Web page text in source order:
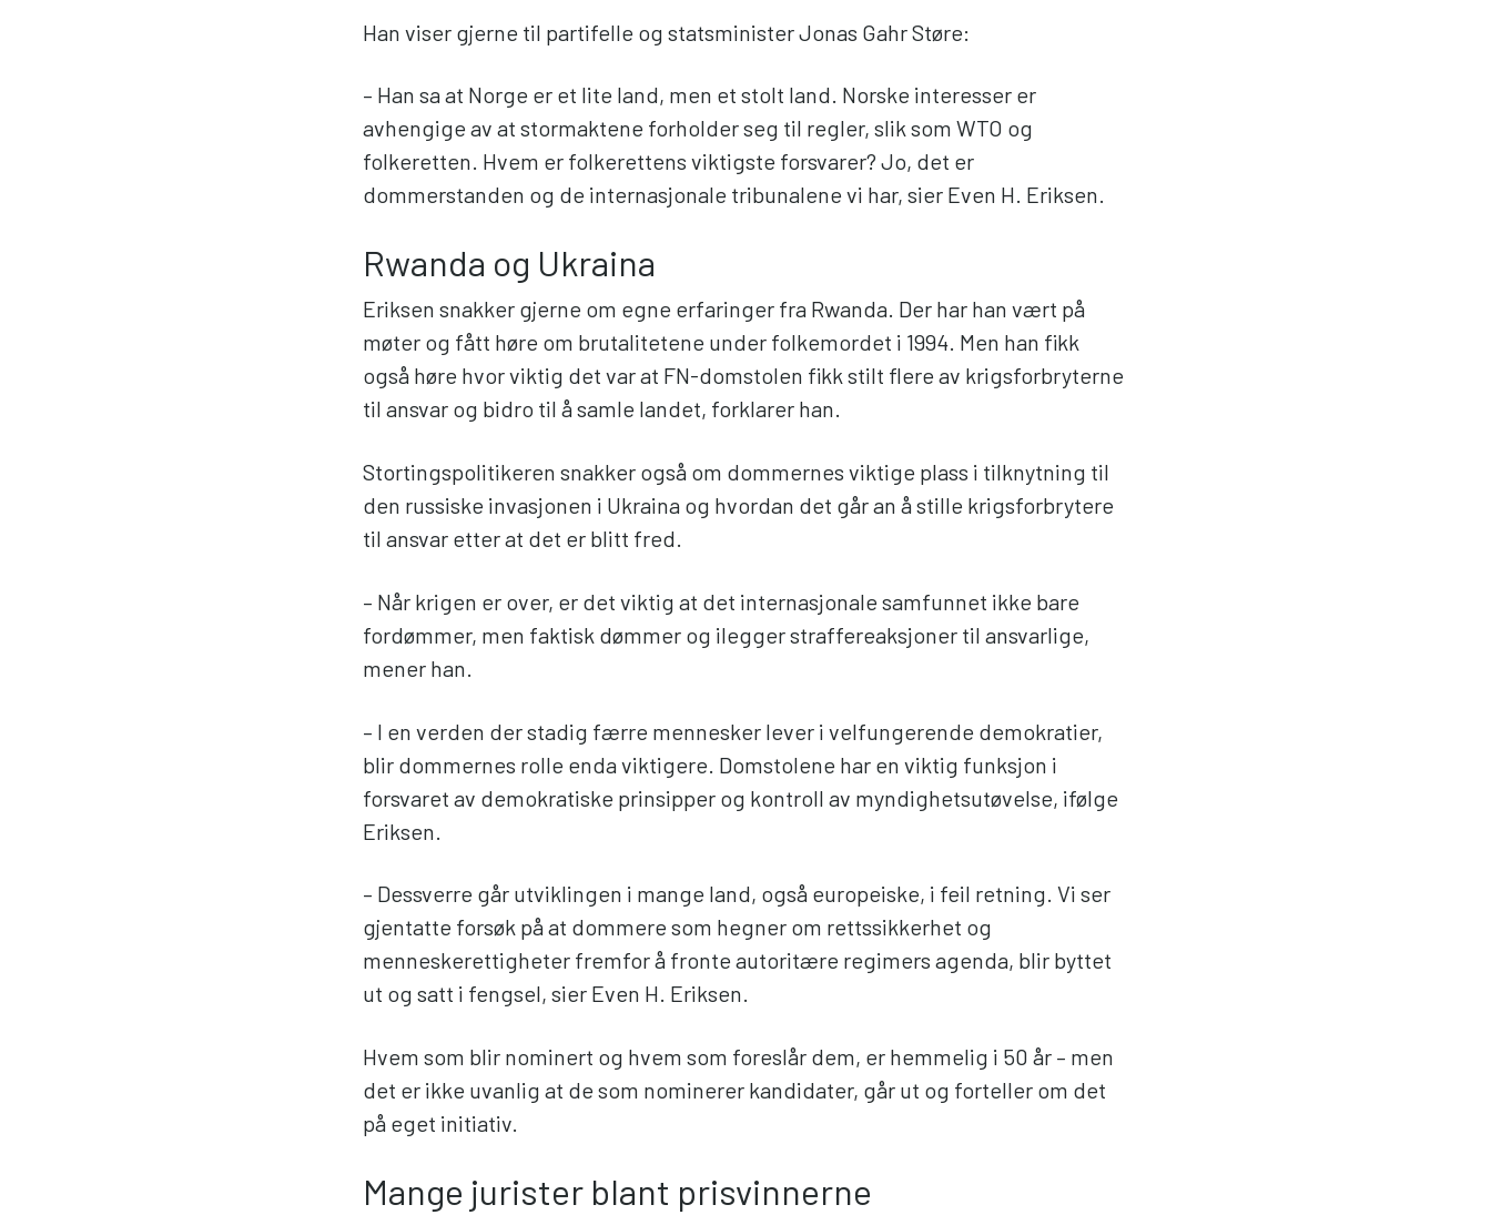
Han viser gjerne til partifelle og statsminister Jonas Gahr Støre:
– Han sa at Norge er et lite land, men et stolt land. Norske interesser er
avhengige av at stormaktene forholder seg til regler, slik som WTO og
folkeretten. Hvem er folkerettens viktigste forsvarer? Jo, det er
dommerstanden og de internasjonale tribunalene vi har, sier Even H. Eriksen.
Rwanda og Ukraina
Eriksen snakker gjerne om egne erfaringer fra Rwanda. Der har han vært på
møter og fått høre om brutalitetene under folkemordet i 1994. Men han fikk
også høre hvor viktig det var at FN-domstolen fikk stilt flere av krigsforbryterne
til ansvar og bidro til å samle landet, forklarer han.
Stortingspolitikeren snakker også om dommernes viktige plass i tilknytning til
den russiske invasjonen i Ukraina og hvordan det går an å stille krigsforbrytere
til ansvar etter at det er blitt fred.
– Når krigen er over, er det viktig at det internasjonale samfunnet ikke bare
fordømmer, men faktisk dømmer og ilegger straffereaksjoner til ansvarlige,
mener han.
– I en verden der stadig færre mennesker lever i velfungerende demokratier,
blir dommernes rolle enda viktigere. Domstolene har en viktig funksjon i
forsvaret av demokratiske prinsipper og kontroll av myndighetsutøvelse, ifølge
Eriksen.
– Dessverre går utviklingen i mange land, også europeiske, i feil retning. Vi ser
gjentatte forsøk på at dommere som hegner om rettssikkerhet og
menneskerettigheter fremfor å fronte autoritære regimers agenda, blir byttet
ut og satt i fengsel, sier Even H. Eriksen.
Hvem som blir nominert og hvem som foreslår dem, er hemmelig i 50 år – men
det er ikke uvanlig at de som nominerer kandidater, går ut og forteller om det
på eget initiativ.
Mange jurister blant prisvinnerne